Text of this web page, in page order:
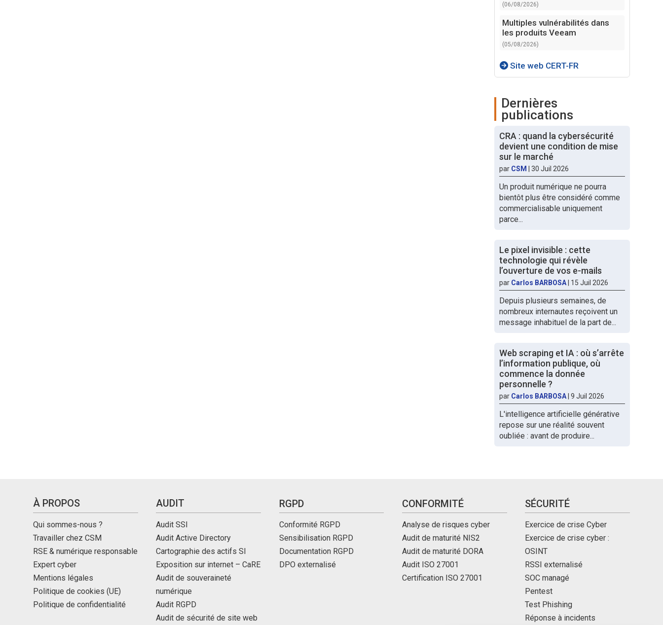
(06/08/2026)
Multiples vulnérabilités dans
les produits Veeam
(05/08/2026)
Site web CERT-FR
Dernières
publications
CRA : quand la cybersécurité
devient une condition de mise
sur le marché
par CSM | 30 Juil 2026
Un produit numérique ne pourra
bientôt plus être considéré comme
commercialisable uniquement
parce...
Le pixel invisible : cette
technologie qui révèle
l’ouverture de vos e-mails
par Carlos BARBOSA| 15 Juil 2026
Depuis plusieurs semaines, de
nombreux internautes reçoivent un
message inhabituel de la part de...
Web scraping et IA : où s’arrête
l’information publique, où
commence la donnée
personnelle ?
par Carlos BARBOSA| 9 Juil 2026
L'intelligence artificielle générative
repose sur une réalité souvent
oubliée : avant de produire...
À PROPOS
Qui sommes-nous ?
Travailler chez CSM
RSE & numérique responsable
Expert cyber
Mentions légales
Politique de cookies (UE)
Politique de confidentialité
AUDIT
Audit SSI
Audit Active Directory
Cartographie des actifs SI
Exposition sur internet – CaRE
Audit de souveraineté
numérique
Audit RGPD
Audit de sécurité de site web
RGPD
Conformité RGPD
Sensibilisation RGPD
Documentation RGPD
DPO externalisé
CONFORMITÉ
Analyse de risques cyber
Audit de maturité NIS2
Audit de maturité DORA
Audit ISO 27001
Certification ISO 27001
SÉCURITÉ
Exercice de crise Cyber
Exercice de crise cyber :
OSINT
RSSI externalisé
SOC managé
Pentest
Test Phishing
Réponse à incidents